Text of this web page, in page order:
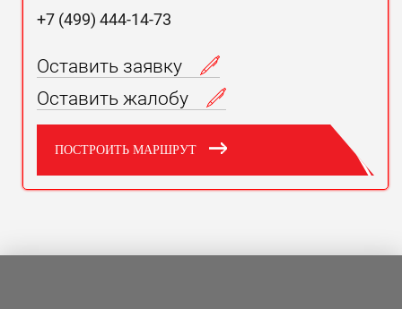
+7 (499) 444-14-73
Оставить заявку
Оставить жалобу
ПОСТРОИТЬ МАРШРУТ